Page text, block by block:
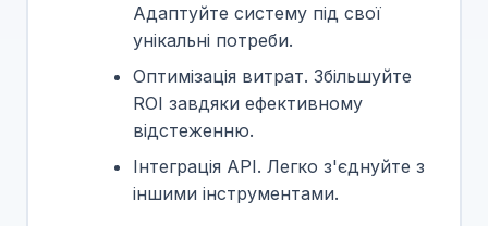
Адаптуйте систему під свої
унікальні потреби.
Оптимізація витрат. Збільшуйте
ROI завдяки ефективному
відстеженню.
Інтеграція API. Легко з'єднуйте з
іншими інструментами.